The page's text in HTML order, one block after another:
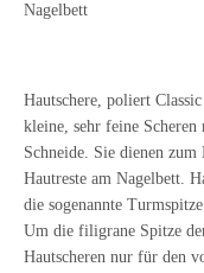
Nagelbett
Hautschere, poliert
kleine, sehr feine Scheren
Schneide. Sie dienen
Hautreste am Nagelbett.
die sogenannte
Um die filigrane Spitze
Hautscheren nur für den